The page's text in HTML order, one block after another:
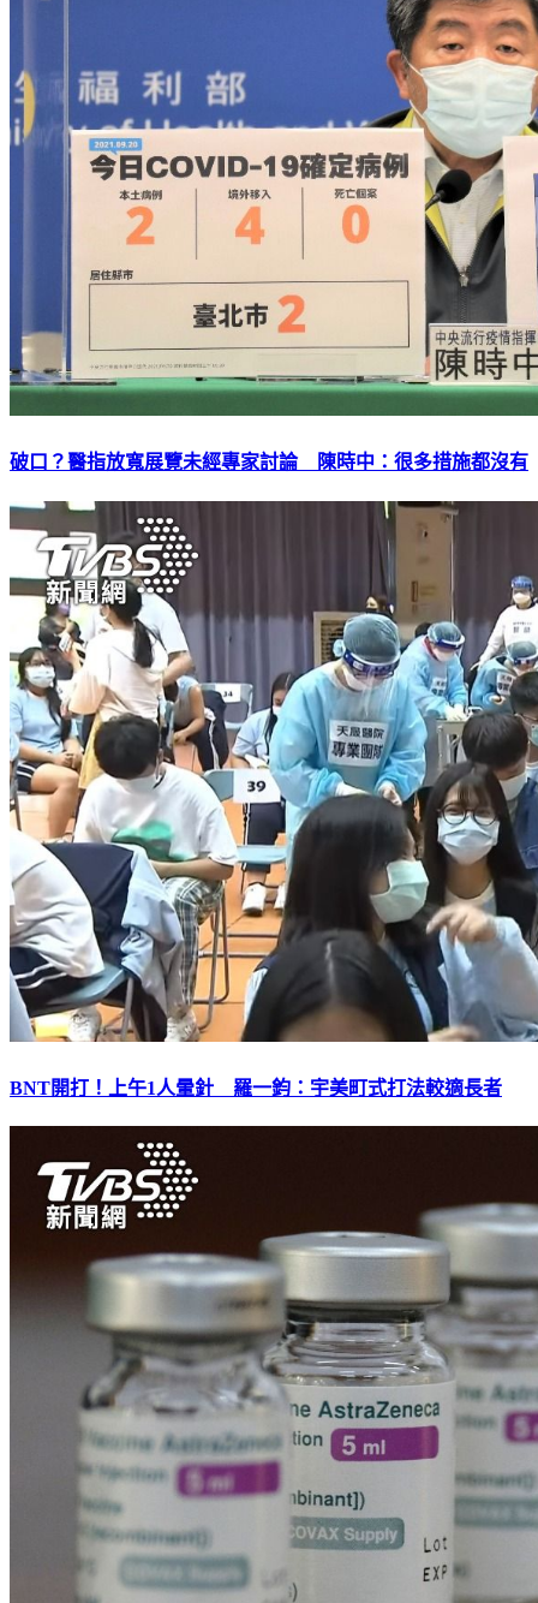
破口？醫指放寬展覽未經專家討論 陳時中：很多措施都沒有
BNT開打！上午1人暈針 羅一鈞：宇美町式打法較適長者